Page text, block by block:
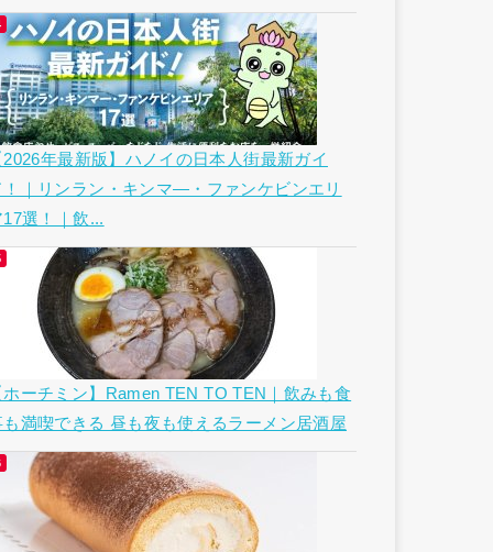
2026年最新版】ハノイの日本人街最新ガイ
！｜リンラン・キンマ―・ファンケビンエリ
17選！｜飲...
ホーチミン】Ramen TEN TO TEN｜飲みも食
も満喫できる 昼も夜も使えるラーメン居酒屋